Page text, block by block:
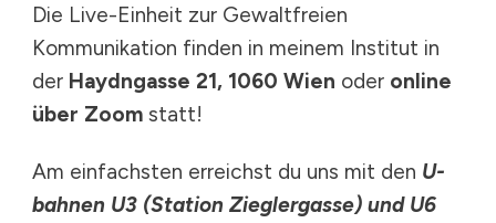
Die Live-Einheit zur Gewaltfreien
Kommunikation finden in meinem Institut in
der Haydngasse 21, 1060 Wien oder online
über Zoom statt!
Am einfachsten erreichst du uns mit den U-
bahnen U3 (Station Zieglergasse) und U6